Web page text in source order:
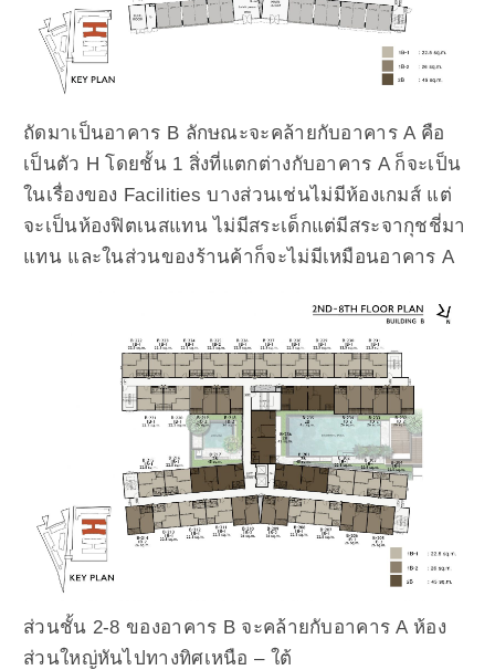
ถัดมาเป็นอาคาร B ลักษณะจะคล้ายกับอาคาร A คือ
เป็นตัว H โดยชั้น 1 สิ่งที่แตกต่างกับอาคาร A ก็จะเป็น
ในเรื่องของ Facilities บางส่วนเช่นไม่มีห้องเกมส์ แต่
จะเป็นห้องฟิตเนสแทน ไม่มีสระเด็กแต่มีสระจากุชชี่มา
แทน และในส่วนของร้านค้าก็จะไม่มีเหมือนอาคาร A
ส่วนชั้น 2-8 ของอาคาร B จะคล้ายกับอาคาร A ห้อง
ส่วนใหญ่หันไปทางทิศเหนือ – ใต้